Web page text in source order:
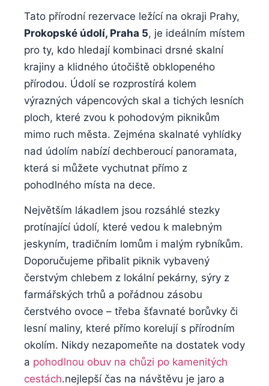
Tato přírodní rezervace ležící na okraji‌ Prahy,
Prokopské údolí, Praha 5, ⁤je ideálním místem
pro ty, kdo‌ hledají ‍kombinaci drsné ‌skalní
krajiny⁤ a⁢ klidného útočiště obklopeného
přírodou.‌ Údolí se rozprostírá kolem
výrazných‍ vápencových skal a‍ tichých lesních
ploch, které zvou k pohodovým ​piknikům
‌mimo ruch ⁣města. ⁤Zejména skalnaté vyhlídky
nad údolím nabízí dechberoucí ⁣panoramata,⁤
která si ​můžete vychutnat přímo⁢ z
pohodlného místa‌ na dece.
Největším⁢ lákadlem jsou rozsáhlé‌ stezky ​
protínající údolí,​ které vedou k⁢ malebným
jeskyním, tradičním lomům i‌ malým ⁣rybníkům.
Doporučujeme přibalit‍ piknik vybavený⁣
čerstvým ⁤chlebem z⁣ lokální pekárny, sýry⁤ z
farmářských ​trhů a‌ pořádnou zásobu
čerstvého ovoce – třeba šťavnaté borůvky či
lesní‌ maliny, ⁤které‍ přímo korelují s ⁣přírodním
okolím. Nikdy ⁣nezapomeňte na dostatek vody
a pohodlnou ‌obuv na chůzi po ‍kamenitých
cestách.nejlepší čas na návštěvu⁤ je jaro ⁣a